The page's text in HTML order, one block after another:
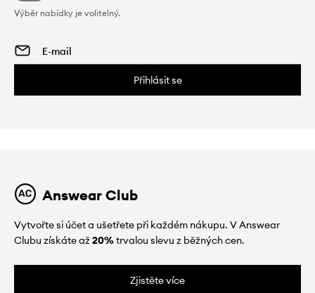
Výběr nabídky je volitelný.
Přihlásit se
Answear Club
Vytvořte si účet a ušetřete při každém nákupu. V Answear
Clubu získáte až20%trvalou slevu z běžných cen.
Zjistěte více